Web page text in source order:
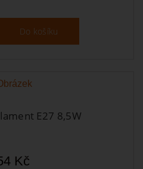
Do košíku
E27 8,5W
Kč